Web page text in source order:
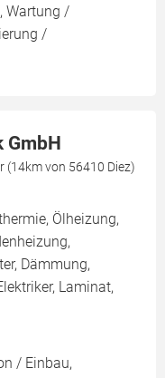
Wartung /
/
GmbH
von 56410 Diez)
Ölheizung,
Dämmung,
Laminat,
/ Einbau,